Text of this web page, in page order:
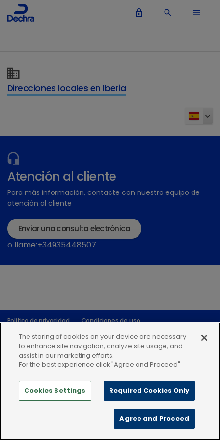
lock_outline search menu
Direcciones locales en Iberia
Atención al cliente
Para más información, contacte con nuestro equipo de
atención al cliente
Enviar una consulta electrónica
o llame:+34935448507
Política de privacidad
Condiciones de uso
Política de Cookies
The storing of cookies on your device are necessary
to enhance site navigation, analyze site usage, and
assist in our marketing efforts.
For the best experience click "Agree and Proceed"
Cookies Settings Required Cookies Only
Agree and Proceed